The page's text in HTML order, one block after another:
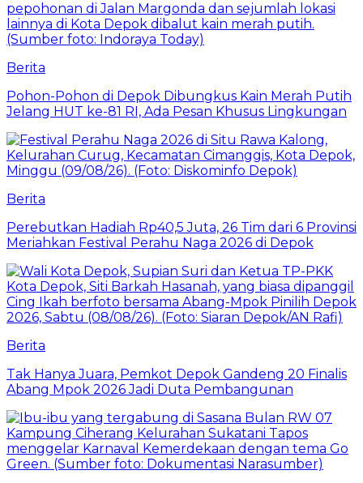
Berita
Pohon-Pohon di Depok Dibungkus Kain Merah Putih
Jelang HUT ke-81 RI, Ada Pesan Khusus Lingkungan
Berita
Perebutkan Hadiah Rp40,5 Juta, 26 Tim dari 6 Provinsi
Meriahkan Festival Perahu Naga 2026 di Depok
Berita
Tak Hanya Juara, Pemkot Depok Gandeng 20 Finalis
Abang Mpok 2026 Jadi Duta Pembangunan